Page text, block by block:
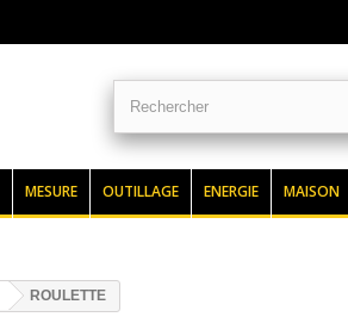
MESURE OUTILLAGE ENERGIE MAISON
ROULETTE